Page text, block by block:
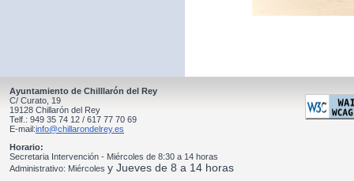
Ayuntamiento de Chilllarón del Rey
C/ Curato, 19
19128 Chillarón del Rey
Telf.: 949 35 74 12 / 617 77 70 69
E-mail:info@chillarondelrey.es
Horario:
Secretaria Intervención - Miércoles de 8:30 a 14 horas
Administrativo: Miércoles y Jueves de 8 a 14 horas